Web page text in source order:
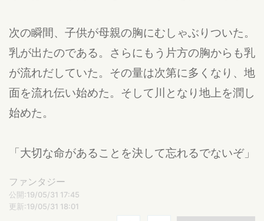
次の瞬間、子供が母親の胸にむしゃぶりついた。
乳が出たのである。さらにもう片方の胸からも乳
が流れだしていた。その量は次第に多くなり、地
面を流れ伝い始めた。そして川となり地上を潤し
始めた。
「大切な命があることを決して忘れるでないぞ」
ファンタジー
公開:19/05/31 17:45
更新:19/05/31 18:01